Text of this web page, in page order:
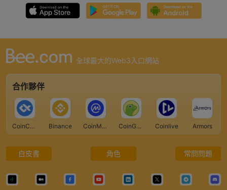
全球最大的Web3入口網站
合作夥伴
CoinCarp Binance CoinMarketCap CoinGecko Coinlive Armors
白皮書 角色 常問問題